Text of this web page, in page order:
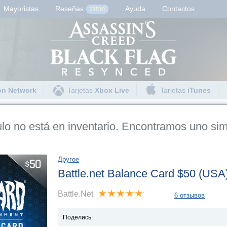
Mayoristas Reseñas 21510 Ayuda Contactos
Network Tarjetas Xbox Live Tarjetas iTunes
Warcraft: The War Within
no está en inventario. Encontramos uno
Другое
Battle.net Balance Card $50
Battle.Net 6 отзывов
Поделись: